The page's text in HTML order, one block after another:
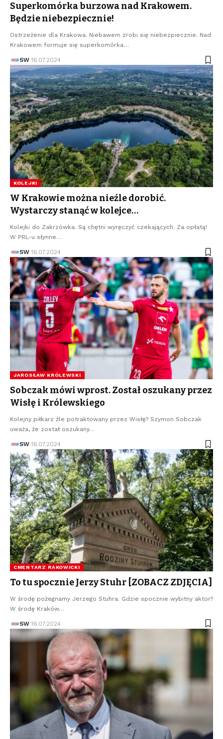
Superkomórka burzowa nad Krakowem.
Będzie niebezpiecznie!
Ostrzeżenie dla Krakowa. Niebawem zrobi się niebezpiecznie. Nad
Krakowem formuje się superkomórka…
SW 16.07.2024
KOLEJKI
W Krakowie można nieźle dorobić.
Wystarczy stanąć w kolejce…
Kolejki do Zakrzówka. Są chętni wyręczyć czekających. Za opłatą!
W PRL-u słynne…
SW 16.07.2024
JAROSŁAW KRÓLEWSKI
Sobczak mówi wprost. Został oszukany przez
Wisłę i Królewskiego
Kolejny piłkarz źle potraktowany przez Wisłę? Szymon Sobczak
uważa, że został oszukany…
SW 16.07.2024
CMENTARZ RAKOWICKI
To tu spocznie Jerzy Stuhr [ZOBACZ ZDJĘCIA]
W środę pożegnamy Jerzego Stuhra. Gdzie spocznie wybitny aktor?
W środę Kraków…
SW 16.07.2024